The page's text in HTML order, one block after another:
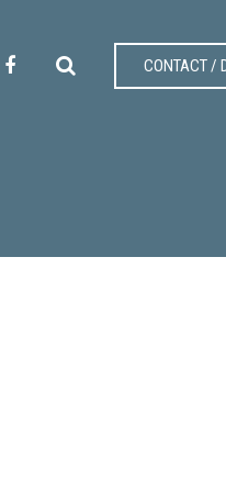
CONTACT /